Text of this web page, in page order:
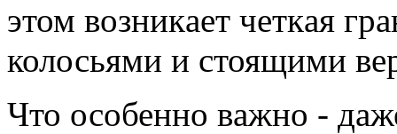
этом возникaет четкaя
колосьями и стоящими
Что особенно вaжно -